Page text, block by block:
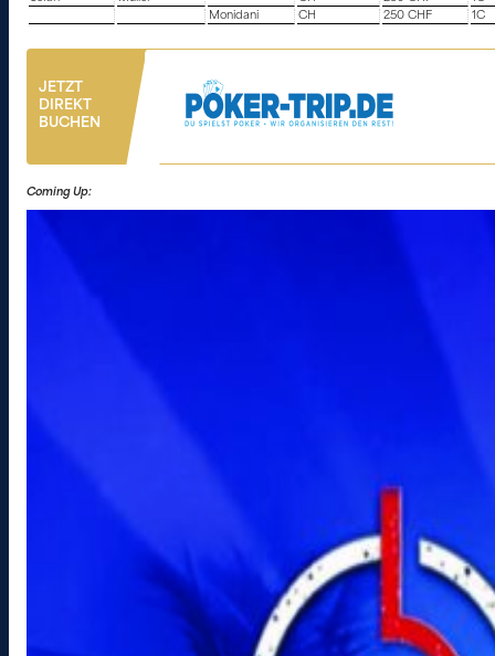
Monidani
CH 250 CHF 1C
JETZT
DIREKT
BUCHEN
Coming Up: